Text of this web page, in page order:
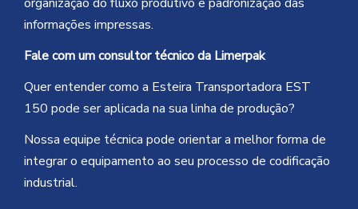
informações impressas.
Fale com um consultor técnico da Limerpak
Quer entender como a Esteira Transportadora EST
150 pode ser aplicada na sua linha de produção?
Nossa equipe técnica pode orientar a melhor forma de
integrar o equipamento ao seu processo de codificação
industrial.